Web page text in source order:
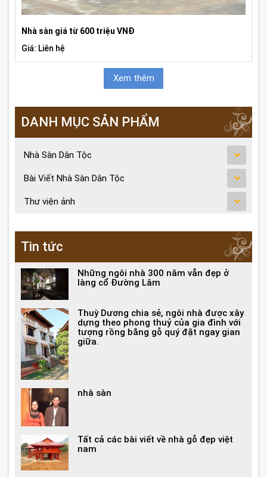
Nhà sàn giá từ 600 triệu VNĐ
Giá: Liên hệ
Xem thêm
DANH MỤC SẢN PHẨM
Nhà Sàn Dân Tộc
Bài Viết Nhà Sàn Dân Tộc
Thư viện ảnh
Tin tức
Những ngôi nhà 300 năm vẫn đẹp ở
làng cổ Đường Lâm
Thuỳ Dương chia sẻ, ngôi nhà được xây
dựng theo phong thuỷ của gia đình với
tượng rồng bằng gỗ quý đặt ngay gian
giữa.
nhà sàn
Tất cả các bài viết về nhà gỗ đẹp việt
nam